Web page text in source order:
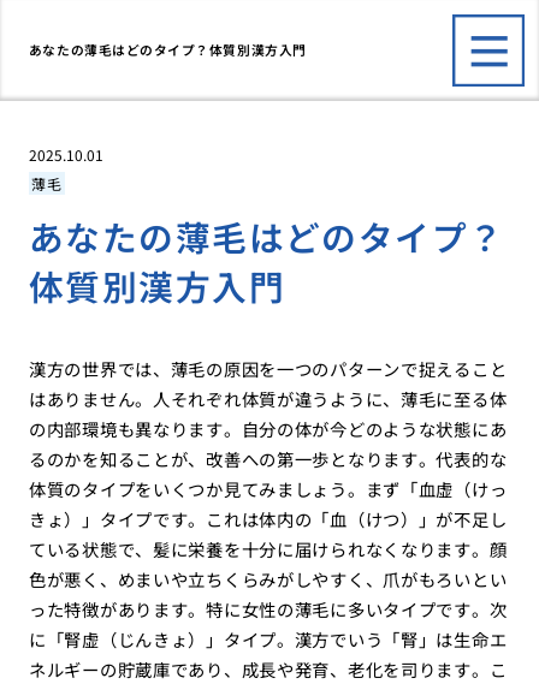
あなたの薄毛はどのタイプ？体質別漢方入門
2025.10.01
薄毛
あなたの薄毛はどのタイプ？
体質別漢方入門
漢方の世界では、薄毛の原因を一つのパターンで捉えること
はありません。人それぞれ体質が違うように、薄毛に至る体
の内部環境も異なります。自分の体が今どのような状態にあ
るのかを知ることが、改善への第一歩となります。代表的な
体質のタイプをいくつか見てみましょう。まず「血虚（けっ
きょ）」タイプです。これは体内の「血（けつ）」が不足し
ている状態で、髪に栄養を十分に届けられなくなります。顔
色が悪く、めまいや立ちくらみがしやすく、爪がもろいとい
った特徴があります。特に女性の薄毛に多いタイプです。次
に「腎虚（じんきょ）」タイプ。漢方でいう「腎」は生命エ
ネルギーの貯蔵庫であり、成長や発育、老化を司ります。こ